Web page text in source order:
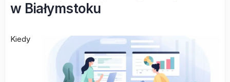
w Białymstoku
Kiedy